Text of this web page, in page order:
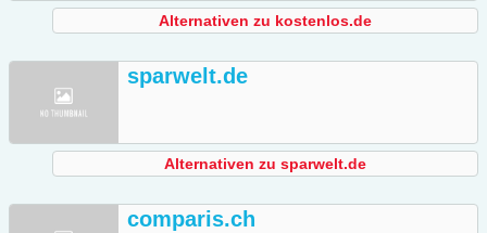
Alternativen zu kostenlos.de
sparwelt.de
Alternativen zu sparwelt.de
comparis.ch